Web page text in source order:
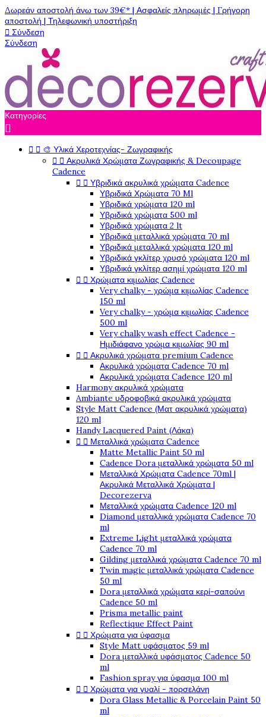
Δωρεάν αποστολή άνω των 39€* | Ασφαλείς πληρωμές | Γρήγορη
αποστολή | Τηλεφωνική υποστήριξη
 Σύνδεση
Σύνδεση
Κατηγορίες

  🎨 Υλικά Χεροτεχνίας- Ζωγραφικής
  Ακρυλικά Χρώματα Ζωγραφικής & Decoupage
Cadence
  Υβριδικά ακρυλικά χρώματα Cadence
Υβριδικά Χρώματα 70 Ml
Υβριδικά χρώματα 120 ml
Υβριδικά χρώματα 500 ml
Υβριδικά χρώματα 2 lt
Υβριδικά μεταλλικά χρώματα 70 ml
Υβριδικά μεταλλικά χρώματα 120 ml
Υβριδικά γκλίτερ χρυσό χρώματα 120 ml
Υβριδικά γκλίτερ ασημί χρώματα 120 ml
  Χρώματα κιμωλίας Cadence
Very chalky - χρώμα κιμωλίας Cadence
150 ml
Very chalky - χρώμα κιμωλίας Cadence
500 ml
Very chalky wash effect Cadence -
Ημιδιάφανο χρώμα κιμωλίας 90 ml
  Ακρυλικά χρώματα premium Cadence
Ακρυλικά χρώματα Cadence 70 ml
Ακρυλικά χρώματα Cadence 120 ml
Harmony ακρυλικά χρώματα
Ambiante υδροφοβικά ακρυλικά χρώματα
Style Matt Cadence (Ματ ακρυλικά χρώματα)
120 ml
Handy Lacquered Paint (Λάκα)
  Μεταλλικά χρώματα Cadence
Matte Metallic Paint 50 ml
Cadence Dora μεταλλικά χρώματα 50 ml
Μεταλλικά Χρώματα Cadence 70ml |
Ακρυλικά Μεταλλικά Χρώματα |
Decorezerva
Μεταλλικά χρώματα Cadence 120 ml
Diamond μεταλλικά χρώματα Cadence 70
ml
Extreme Light μεταλλικά χρώματα
Cadence 70 ml
Gilding μεταλλικά χρώματα Cadence 70 ml
Twin magic μεταλλικά χρώματα Cadence
50 ml
Dora μεταλλικά χρώματα κερί-σαπούνι
Cadence 50 ml
Prisma metallic paint
Reflectique Effect Paint
  Χρώματα για ύφασμα
Style Matt υφάσματος 59 ml
Dora μεταλλικά υφάσματος Cadence 50
ml
Fashion spray για ύφασμα 100 ml
  Χρώματα για γυαλί - πορσελάνη
Dora Glass Metallic & Porcelain Paint 50
ml